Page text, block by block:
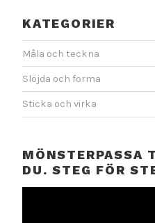
KATEGORIER
Måla och teckna
Slöjda och forma
Sticka och virka
MÖNSTERPASSA
DU. STEG FÖR